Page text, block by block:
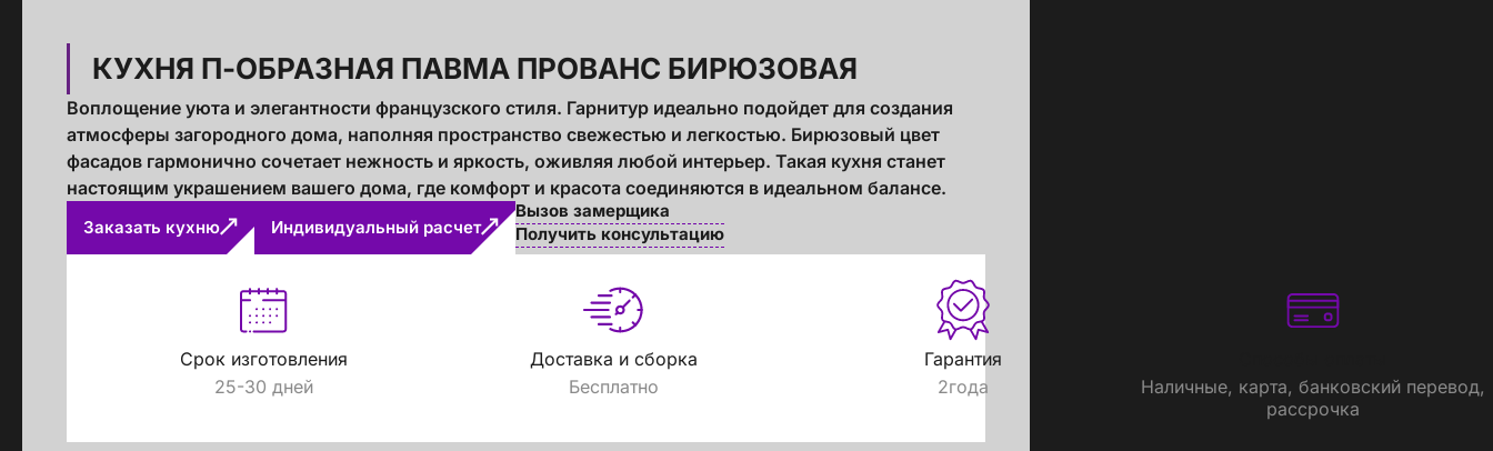
КУХНЯ П-ОБРАЗНАЯ ПАВМА ПРОВАНС БИРЮЗОВАЯ
Воплощение уюта и элегантности французского стиля. Гарнитур идеально подойдет для создания
атмосферы загородного дома, наполняя пространство свежестью и легкостью. Бирюзовый цвет
фасадов гармонично сочетает нежность и яркость, оживляя любой интерьер. Такая кухня станет
настоящим украшением вашего дома, где комфорт и красота соединяются в идеальном балансе.
Заказать кухню Индивидуальный расчет
Вызов замерщика
Получить консультацию
Срок изготовления
25-30 дней
Доставка и сборка
Бесплатно
Гарантия
2года
Наличные, карта, банковский перевод,
рассрочка